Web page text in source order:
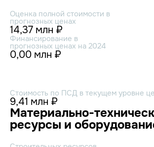
Оценка полной стоимости в
прогнозных ценах
14,37 млн ₽
Финансирование в
прогнозных ценах на 2024
0,00 млн ₽
Стоимость по ПСД в текущем уровне
9,41 млн ₽
Материально-
ресурсы и